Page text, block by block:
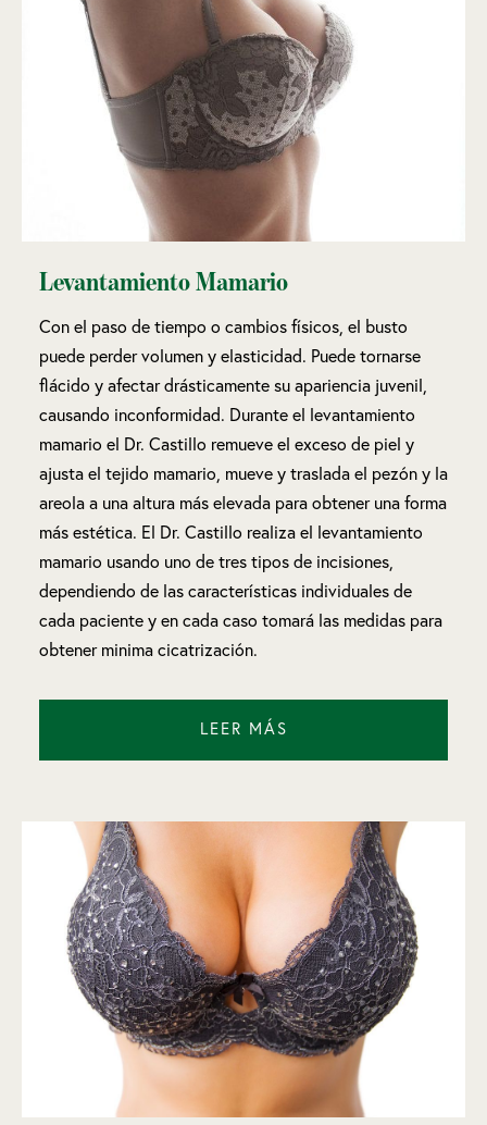
Levantamiento Mamario
Con el paso de tiempo o cambios físicos, el busto
puede perder volumen y elasticidad. Puede tornarse
flácido y afectar drásticamente su apariencia juvenil,
causando inconformidad. Durante el levantamiento
mamario el Dr. Castillo remueve el exceso de piel y
ajusta el tejido mamario, mueve y traslada el pezón y la
areola a una altura más elevada para obtener una forma
más estética. El Dr. Castillo realiza el levantamiento
mamario usando uno de tres tipos de incisiones,
dependiendo de las características individuales de
cada paciente y en cada caso tomará las medidas para
obtener minima cicatrización.
LEER MÁS